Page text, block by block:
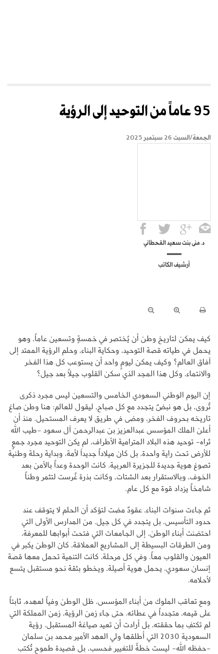
95 عاماً من التوحيد إلى الرؤية
الجمعة/السبت 26 سبتمبر 2025
د. منى بنت سعيد القحطاني
أرشيف الكاتب
كيف يمكن لتاريخ وطن أن يُختصر في خمسةٍ وتسعين عاماً، وهو
يحمل في طياته قصة التوحيد، وحكاية البناء، وحلم الرؤية الممتد إلى
آفاق العالم؟ وكيف يمكن ليومٍ واحد أن يستوعب كل هذا الفخر
والانتماء، وكل هذا المجد الذي سكن القلوب جيلاً بعد جيل؟
إن اليوم الوطني السعودي الخامس والتسعين ليس مجرد ذكرى
تُروى، بل هو نبضٌ يتجدد مع كل صباح، ليقول للعالم: هنا وطن صاغ
تاريخه بحروف الفخر، ومضى في طريق لا يعرف المستحيل. منذ أن
أعلن الملك المؤسس عبدالعزيز بن عبدالرحمن آل سعود -طيب الله
ثراه- توحيد هذه البلاد المترامية الأطراف، لم يكن التوحيد مجرد جمعٍ
للأرض تحت راية واحدة، بل كان ميلاداً جديداَ لأمة، وبداية رحلة وطنية
تصوغ هوية جديدة للجزيرة العربية. كانت الوحدة وعداً بالأمن بعد
الخوف، وبالاستقرار بعد الشتات، وكانت بذرة غُرست لتثمر وطناً
شامخاً يزداد قوة مع كل عام.
ثم جاءت سنوات البناء، عقودٌ مضت لتؤكد أن الحلم لا يتوقف عند
حدود التأسيس، بل يتجدد في كل جيل. من المدارس الأولى التي
احتضنت أبناء الوطن، إلى الجامعات التي فتحت أبوابها للمعرفة،
ومن الطرقات البسيطة إلى المشاريع العملاقة، كان الوطن يكبر في
العيون والقلوب معاً. وفي كل مرحلة، كانت التنمية تحمل معها قصة
إنسان سعودي، يحمل هوية أصيلة، ويخطو بثقة نحو مستقبل يتسع
لأحلامه.
ومع تعاقب الملوك من أبناء المؤسس، ظل الوطن وفياً لعهده، ثابتاً
على قيمه، متجدداً في عطائه. حتى جاء زمن الرؤية، زمن المملكة التي
لم تكتفِ بما حققته، بل أرادت أن تعيد صياغة المستقبل. رؤية
السعودية 2030 التي أطلقها ولي العهد الأمير محمد بن سلمان
-حفظه الله- ليست خطةً للتغيير فحسب، بل قصيدة طموح تُكتب